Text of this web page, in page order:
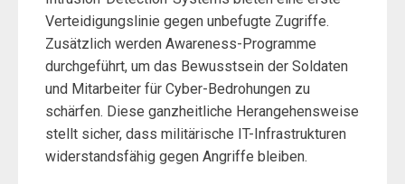
Verteidigungslinie gegen unbefugte Zugriffe.
Zusätzlich werden Awareness-Programme
durchgeführt, um das Bewusstsein der Soldaten
und Mitarbeiter für Cyber-Bedrohungen zu
schärfen. Diese ganzheitliche Herangehensweise
stellt sicher, dass militärische IT-Infrastrukturen
widerstandsfähig gegen Angriffe bleiben.